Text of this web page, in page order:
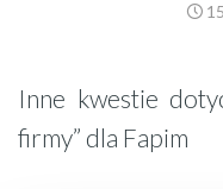
Inne kwestie
firmy” dla Fapim